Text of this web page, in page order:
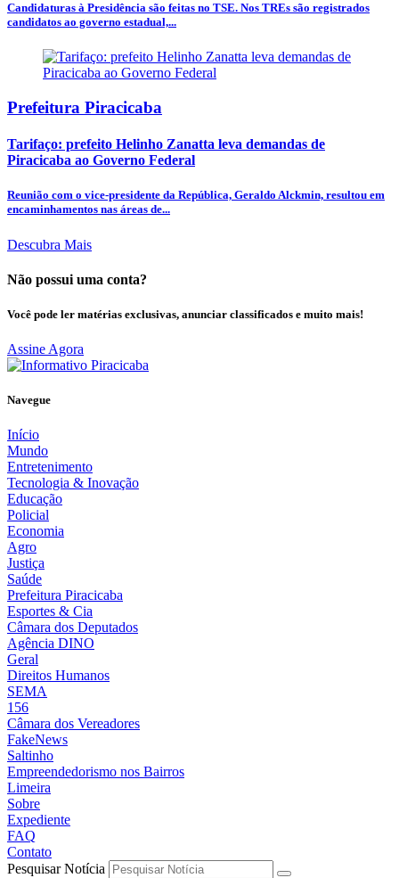
Candidaturas à Presidência são feitas no TSE. Nos TREs são registrados
candidatos ao governo estadual,...
Prefeitura Piracicaba
Tarifaço: prefeito Helinho Zanatta leva demandas de
Piracicaba ao Governo Federal
Reunião com o vice-presidente da República, Geraldo Alckmin, resultou em
encaminhamentos nas áreas de...
Descubra Mais
Não possui uma conta?
Você pode ler matérias exclusivas, anunciar classificados e muito mais!
Assine Agora
Navegue
Início
Mundo
Entretenimento
Tecnologia & Inovação
Educação
Policial
Economia
Agro
Justiça
Saúde
Prefeitura Piracicaba
Esportes & Cia
Câmara dos Deputados
Agência DINO
Geral
Direitos Humanos
SEMA
156
Câmara dos Vereadores
FakeNews
Saltinho
Empreendedorismo nos Bairros
Limeira
Sobre
Expediente
FAQ
Contato
Pesquisar Notícia